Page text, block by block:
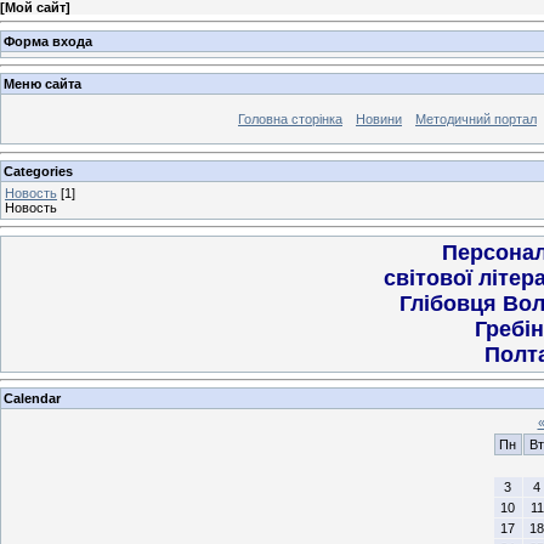
[Мой сайт]
Форма входа
Меню сайта
Головна сторінка Новини Методичний портал
Categories
Новость [1]
Новость
світової
Глібовця
Calendar
«
Пн
Вт
3
4
10
11
17
18